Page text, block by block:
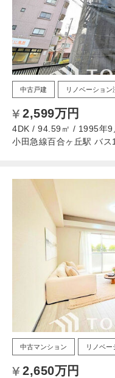
中古戸建 リノベーション
2,599万円
4DK / 94.59㎡ / 1995年9
小田急線百合ヶ丘駅 バ
中古マンション リノベー
2,650万円